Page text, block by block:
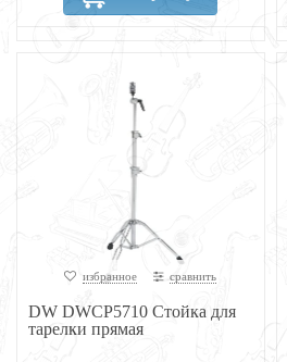
избранное сравнить
DW DWCP5710 Стойка для
тарелки прямая